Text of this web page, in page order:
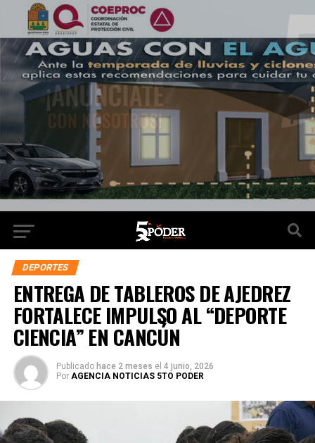
DEPORTES
ENTREGA DE TABLEROS DE AJEDREZ
FORTALECE IMPULSO AL “DEPORTE
CIENCIA” EN CANCÚN
Publicado hace 2 meses el 4 junio, 2026
Por AGENCIA NOTICIAS 5TO PODER